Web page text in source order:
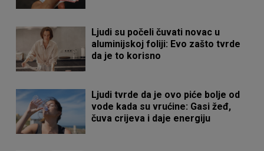
Ljudi su počeli čuvati novac u
aluminijskoj foliji: Evo zašto tvrde
da je to korisno
Ljudi tvrde da je ovo piće bolje od
vode kada su vrućine: Gasi žeđ,
čuva crijeva i daje energiju